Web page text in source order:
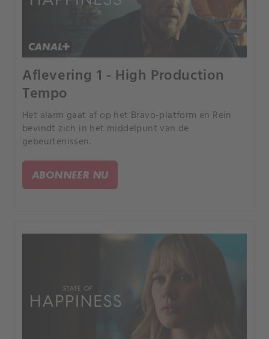
Aflevering 1 - High Production
Tempo
Het alarm gaat af op het Bravo-platform en Rein
bevindt zich in het middelpunt van de
gebeurtenissen.
ABONNEER NU